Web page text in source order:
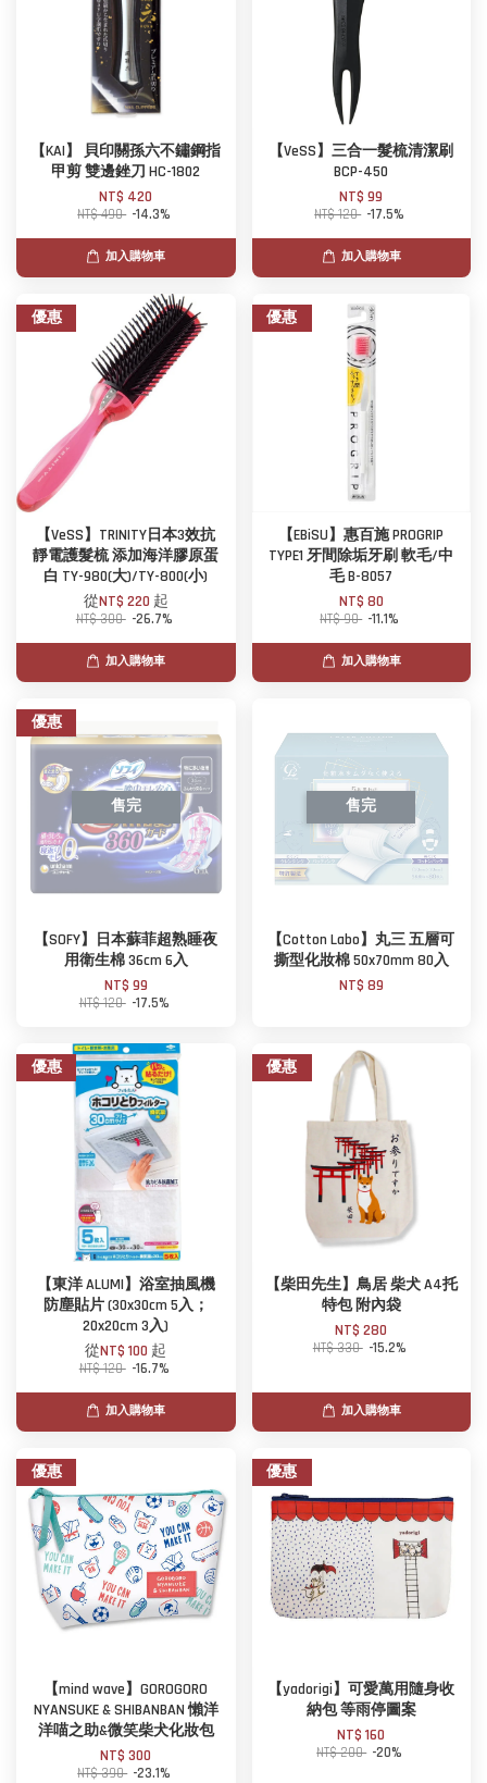
【KAI】 貝印關孫六不鏽鋼指
甲剪 雙邊銼刀 HC-1802
NT$ 420
NT$ 490 -14.3%
加入購物車
【VeSS】三合一髮梳清潔刷
BCP-450
NT$ 99
NT$ 120 -17.5%
加入購物車
優惠
【VeSS】TRINITY日本3效抗
靜電護髮梳 添加海洋膠原蛋
白 TY-980(大)/TY-800(小)
從NT$ 220 起
NT$ 300 -26.7%
加入購物車
優惠
【EBiSU】惠百施 PROGRIP
TYPE1 牙間除垢牙刷 軟毛/中
毛 B-8057
NT$ 80
NT$ 90 -11.1%
加入購物車
優惠
售完
【SOFY】日本蘇菲超熟睡夜
用衛生棉 36cm 6入
NT$ 99
NT$ 120 -17.5%
售完
【Cotton Labo】丸三 五層可
撕型化妝棉 50x70mm 80入
NT$ 89
優惠
【東洋 ALUMI】浴室抽風機
防塵貼片 (30x30cm 5入；
20x20cm 3入)
從NT$ 100 起
NT$ 120 -16.7%
加入購物車
優惠
【柴田先生】鳥居 柴犬 A4托
特包 附內袋
NT$ 280
NT$ 330 -15.2%
加入購物車
優惠
【mind wave】GOROGORO
NYANSUKE & SHIBANBAN 懶洋
洋喵之助&微笑柴犬化妝包
NT$ 300
NT$ 390 -23.1%
優惠
【yadorigi】可愛萬用隨身收
納包 等雨停圖案
NT$ 160
NT$ 200 -20%